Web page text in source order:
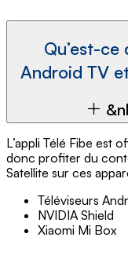
Qu’est-ce
Android TV
L’appli Télé Fibe est
donc profiter du
Satellite sur ces
Téléviseurs
NVIDIA Shield
Xiaomi Mi Box